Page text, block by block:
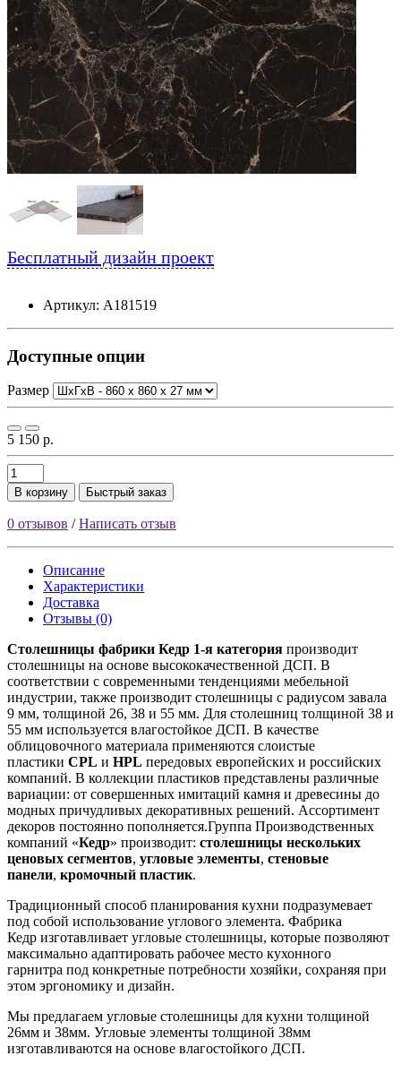
Бесплатный дизайн проект
Артикул: А181519
Доступные опции
Размер
5 150 р.
В корзину Быстрый заказ
0 отзывов /Написать отзыв
Описание
Характеристики
Доставка
Отзывы (0)
Столешницы фабрики Кедр 1-я категория производит
столешницы на основе высококачественной ДСП. В
соответствии с современными тенденциями мебельной
индустрии, также производит столешницы с радиусом завала
9 мм, толщиной 26, 38 и 55 мм. Для столешниц толщиной 38 и
55 мм используется влагостойкое ДСП. В качестве
облицовочного материала применяются слоистые
пластики CPL и HPL передовых европейских и российских
компаний. В коллекции пластиков представлены различные
вариации: от совершенных имитаций камня и древесины до
модных причудливых декоративных решений. Ассортимент
декоров постоянно пополняется.Группа Производственных
компаний «Кедр» производит: столешницы нескольких
ценовых сегментов, угловые элементы, стеновые
панели, кромочный пластик.
Традиционный способ планирования кухни подразумевает
под собой использование углового элемента. Фабрика
Кедр изготавливает угловые столешницы, которые позволяют
максимально адаптировать рабочее место кухонного
гарнитра под конкретные потребности хозяйки, сохраняя при
этом эргономику и дизайн.
Мы предлагаем угловые столешницы для кухни толщиной
26мм и 38мм. Угловые элементы толщиной 38мм
изготавливаются на основе влагостойкого ДСП.